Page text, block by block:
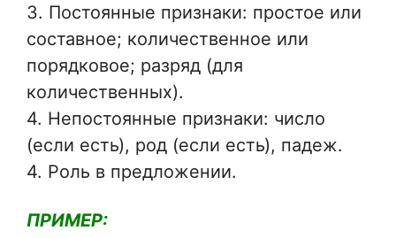
3. Постоянные признаки: простое или
составное; количественное или
порядковое; разряд (для
количественных).
4. Непостоянные признаки: число
(если есть), род (если есть), падеж.
4. Роль в предложении.
ПРИМЕР: